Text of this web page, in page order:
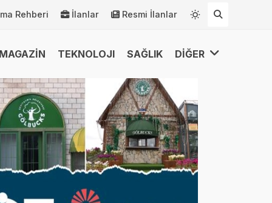
Rehberi İlanlar Resmi İlanlar
MAGAZİN TEKNOLOJI SAĞLIK DİĞER